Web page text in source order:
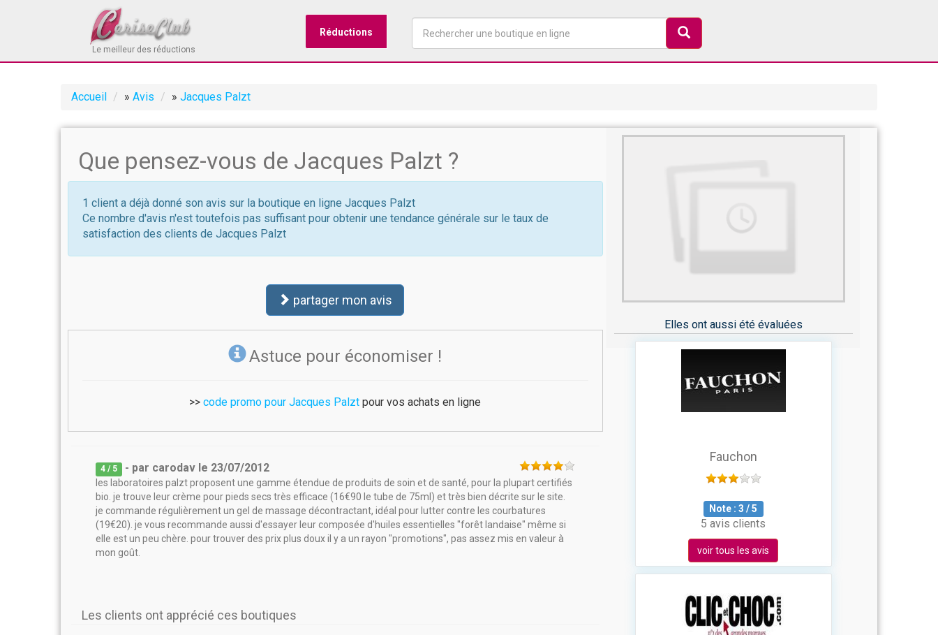
Le meilleur des réductions
Réductions
Accueil » Avis » Jacques Palzt
Que pensez-vous de Jacques Palzt ?
1 client a déjà donné son avis sur la boutique en ligne Jacques Palzt
Ce nombre d'avis n'est toutefois pas suffisant pour obtenir une tendance générale sur le taux de
satisfaction des clients de Jacques Palzt
partager mon avis
Astuce pour économiser !
>>code promo pour Jacques Palzt pour vos achats en ligne
4 / 5 - par carodav le 23/07/2012
les laboratoires palzt proposent une gamme étendue de produits de soin et de santé, pour la plupart certifiés
bio. je trouve leur crème pour pieds secs très efficace (16€90 le tube de 75ml) et très bien décrite sur le site.
je commande régulièrement un gel de massage décontractant, idéal pour lutter contre les courbatures
(19€20). je vous recommande aussi d'essayer leur composée d'huiles essentielles "forêt landaise" même si
elle est un peu chère. pour trouver des prix plus doux il y a un rayon "promotions", pas assez mis en valeur à
mon goût.
Les clients ont apprécié ces boutiques
Elles ont aussi été évaluées
Fauchon
Note :3 /5
5 avis clients
voir tous les avis